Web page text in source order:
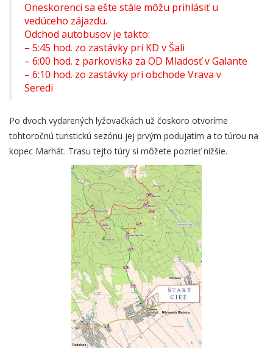
Oneskorenci sa ešte stále môžu prihlásiť u
vedúceho zájazdu.
Odchod autobusov je takto:
– 5:45 hod. zo zastávky pri KD v Šali
– 6:00 hod. z parkoviska za OD Mladosť v Galante
– 6:10 hod. zo zastávky pri obchode Vrava v
Seredi
Po dvoch vydarených lyžovačkách už čoskoro otvoríme
tohtoročnú turistickú sezónu jej prvým podujatím a to túrou na
kopec Marhát. Trasu tejto túry si môžete pozrieť nižšie.